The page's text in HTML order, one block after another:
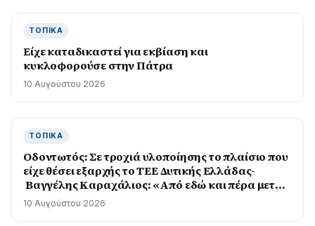
ΤΟΠΙΚΆ
Είχε καταδικαστεί για εκβίαση και
κυκλοφορούσε στην Πάτρα
10 Αυγούστου 2026
ΤΟΠΙΚΆ
Οδοντωτός: Σε τροχιά υλοποίησης το πλαίσιο που
είχε θέσει εξαρχής το ΤΕΕ Δυτικής Ελλάδας-
Βαγγέλης Καραχάλιος: «Από εδώ και πέρα μετρά
το αποτέλεσμα στο πεδίο»
10 Αυγούστου 2026